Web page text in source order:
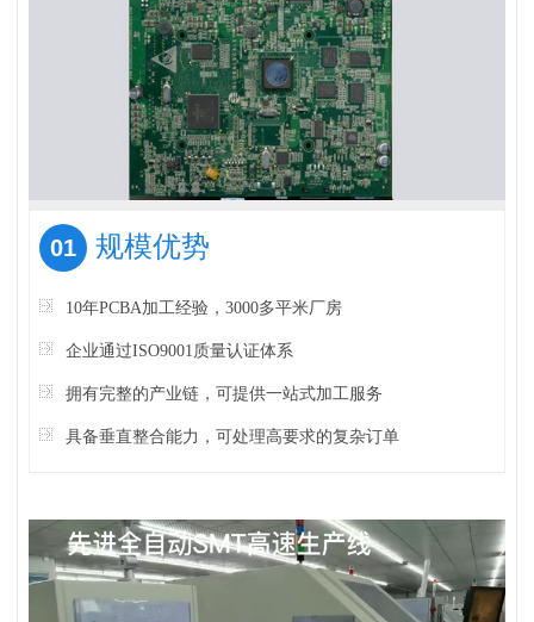
01 规模优势
10年PCBA加工经验，3000多平米厂房
企业通过ISO9001质量认证体系
拥有完整的产业链，可提供一站式加工服务
具备垂直整合能力，可处理高要求的复杂订单